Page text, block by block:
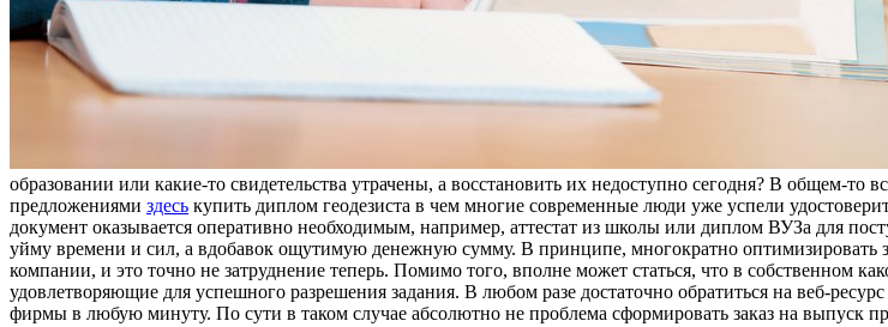
образовании или какие-то свидетельства утрачены, а восстановить их недоступно сегодня? В общем-то
предложениями здесь купить диплом геодезиста в чем многие современные люди уже успели
документ оказывается оперативно необходимым, например, аттестат из школы или диплом ВУЗа для
уйму времени и сил, а вдобавок ощутимую денежную сумму. В принципе, многократно оптимизировать
компании, и это точно не затруднение теперь. Помимо того, вполне может статься, что в собственном
удовлетворяющие для успешного разрешения задания. В любом разе достаточно обратиться на веб-ресурс
фирмы в любую минуту. По сути в таком случае абсолютно не проблема сформировать заказ на выпуск